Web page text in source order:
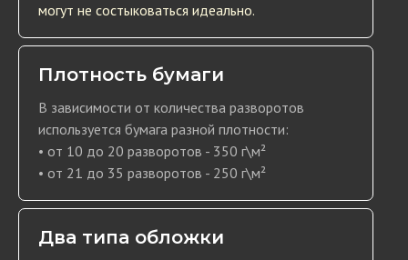
могут не состыковаться идеально.
Плотность бумаги
В зависимости от количества разворотов
используется бумага разной плотности:
• от 10 до 20 разворотов - 350 г\м²
• от 21 до 35 разворотов - 250 г\м²
Два типа обложки